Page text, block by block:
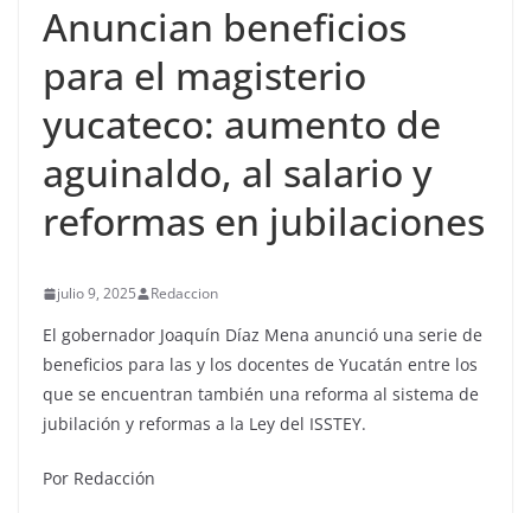
Anuncian beneficios
para el magisterio
yucateco: aumento de
aguinaldo, al salario y
reformas en jubilaciones
julio 9, 2025 Redaccion
El gobernador Joaquín Díaz Mena anunció una serie de
beneficios para las y los docentes de Yucatán entre los
que se encuentran también una reforma al sistema de
jubilación y reformas a la Ley del ISSTEY.
Por Redacción